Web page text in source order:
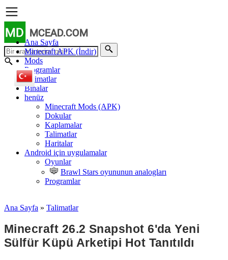
MD MCEAD.COM
Ana Sayfa
Minecraft APK (İndir)
Mods
Programlar
Talimatlar
Binalar
henüz
Minecraft Mods (APK)
Dokular
Kaplamalar
Talimatlar
Haritalar
Android için uygulamalar
Oyunlar
Brawl Stars oyununun analogları
Programlar
Ana Sayfa » Talimatlar
Minecraft 26.2 Snapshot 6'da Yeni
Sülfür Küpü Arketipi Hot Tanıtıldı